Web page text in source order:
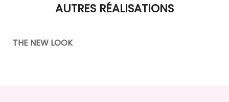
AUTRES RÉALISATIONS
THE NEW LOOK